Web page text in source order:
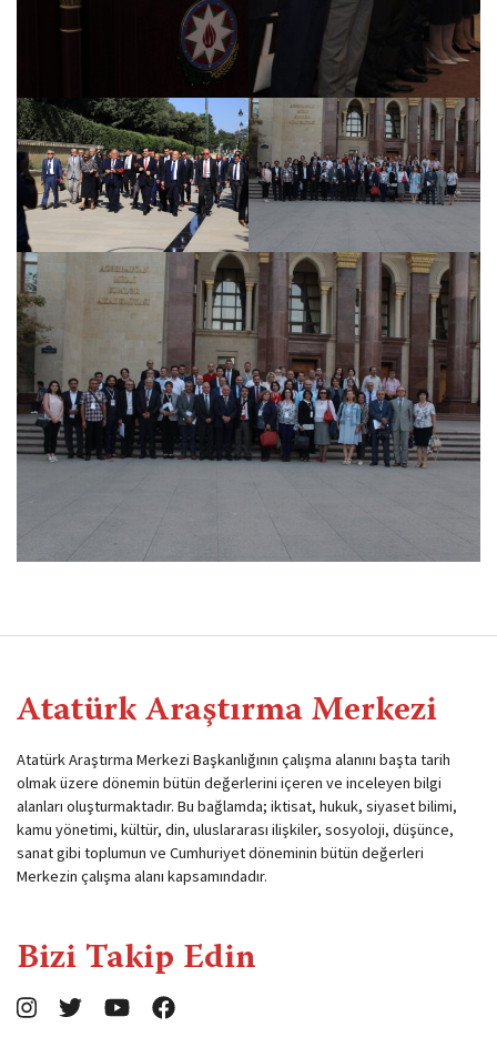
Atatürk Araştırma Merkezi
Atatürk Araştırma Merkezi Başkanlığının çalışma alanını başta tarih
olmak üzere dönemin bütün değerlerini içeren ve inceleyen bilgi
alanları oluşturmaktadır. Bu bağlamda; iktisat, hukuk, siyaset bilimi,
kamu yönetimi, kültür, din, uluslararası ilişkiler, sosyoloji, düşünce,
sanat gibi toplumun ve Cumhuriyet döneminin bütün değerleri
Merkezin çalışma alanı kapsamındadır.
Bizi Takip Edin